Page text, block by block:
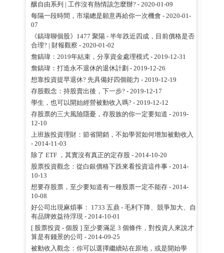
釀自由系列 | 工作沒有熱情該怎麼辦?- 2020-01-09
每隔一段時間，市場總是願意再給你一次機會 - 2020-01-
07
《鎬瑋聊個股》1477 聚陽 - 半年跌近四成，目前價格是否
合理? | 財報觀察 - 2020-01-02
詹鎬瑋：2019年結束，分享資金處理模式- 2019-12-31
詹鎬瑋：打造永不退休的退休計劃 - 2019-12-26
想靠投資提早退休? 先具備好四個能力 - 2019-12-19
存股觀念：持股賣出後，下一步?- 2019-12-17
學生，也可以開始經營被動收入嗎?- 2019-12-12
存股票的三大風險隱憂，存股族的你一定要知道 - 2019-
12-10
上班族投資理財：節省開銷，不如學習如何增加被動收入
- 2014-11-03
除了 ETF ，其實沒有真正的定存股- 2014-10-20
股票投資觀念：從白銀價格下跌來看投資這件事- 2014-
10-13
想要存股票，至少要知道有一種股票一定不能存 - 2014-
10-08
好公司出現麻煩事： 1733 五鼎 - 毛利下降、競爭加大、自
有品牌效益待浮現- 2014-10-01
[ 股票投資 - 個股 ] 至少要滿足 3 個條件，對投資人來說才
算是有錢景的公司 - 2014-09-25
被動收入觀念：你可以選擇繼續站在原地，或是開始學